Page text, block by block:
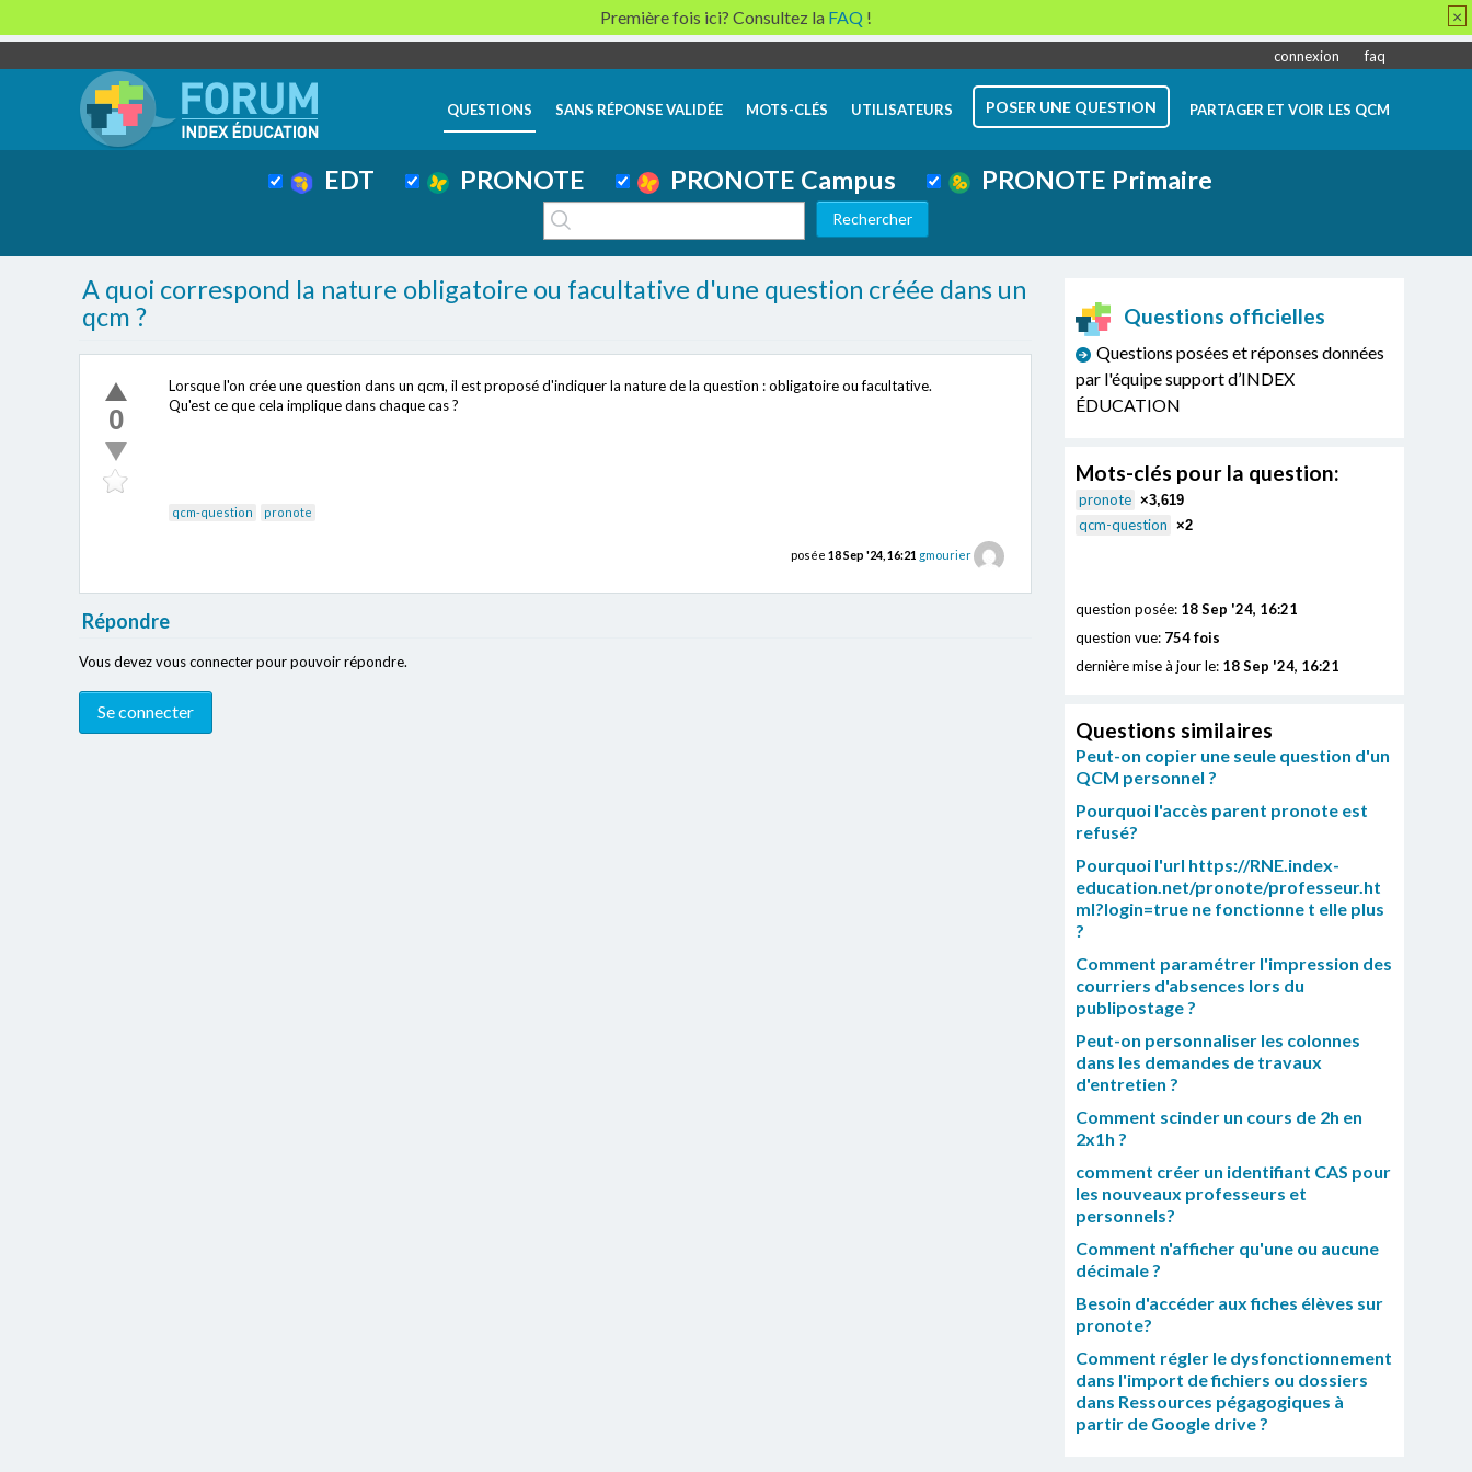
connexion faq
QUESTIONS SANS RÉPONSE VALIDÉE MOTS-CLÉS UTILISATEURS POSER UNE QUESTION PARTAGER ET VOIR LES QCM
EDT PRONOTE PRONOTE Campus PRONOTE Primaire
A quoi correspond la nature obligatoire ou facultative d'une question créée dans un
qcm ?
0
Lorsque l'on crée une question dans un qcm, il est proposé d'indiquer la nature de la question : obligatoire ou facultative.
Qu'est ce que cela implique dans chaque cas ?
qcm-question pronote
posée 18 Sep '24, 16:21 gmourier
Répondre
Vous devez vous connecter pour pouvoir répondre.
Questions officielles
Questions posées et réponses données
par l'équipe support d’INDEX
ÉDUCATION
Mots-clés pour la question:
pronote ×3,619
qcm-question ×2
question posée: 18 Sep '24, 16:21
question vue: 754 fois
dernière mise à jour le: 18 Sep '24, 16:21
Questions similaires
Peut-on copier une seule question d'un
QCM personnel ?
Pourquoi l'accès parent pronote est
refusé?
Pourquoi l'url https://RNE.index-
education.net/pronote/professeur.ht
ml?login=true ne fonctionne t elle plus
?
Comment paramétrer l'impression des
courriers d'absences lors du
publipostage ?
Peut-on personnaliser les colonnes
dans les demandes de travaux
d'entretien ?
Comment scinder un cours de 2h en
2x1h ?
comment créer un identifiant CAS pour
les nouveaux professeurs et
personnels?
Comment n'afficher qu'une ou aucune
décimale ?
Besoin d'accéder aux fiches élèves sur
pronote?
Comment régler le dysfonctionnement
dans l'import de fichiers ou dossiers
dans Ressources pégagogiques à
partir de Google drive ?
Première fois ici? Consultez la FAQ ! ×